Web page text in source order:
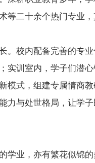
等二十余个热门专业
。校内配备完善的专
实训室内，学子们潜
模式，组建专属情商
力与处世格局，让学
学业，亦有繁花似锦